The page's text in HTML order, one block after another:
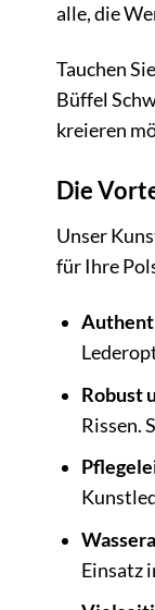
alle, die
Tauchen
Büffel
kreieren
Die
Unser
für Ihre
Robust
Rissen.
Einsatz